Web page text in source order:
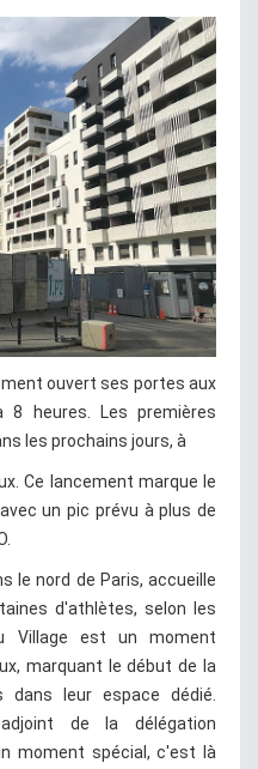
ouvert ses portes aux
heures. Les premières
les prochains jours, à
Ce lancement marque le
un pic prévu à plus de
le nord de Paris, accueille
d'athlètes, selon les
Village est un moment
marquant le début de la
dans leur espace dédié.
adjoint de la délégation
moment spécial, c'est là